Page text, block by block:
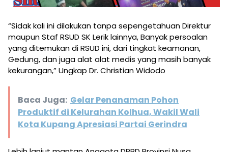
“Sidak kali ini dilakukan tanpa sepengetahuan Direktur
maupun Staf RSUD SK Lerik lainnya, Banyak persoalan
yang ditemukan di RSUD ini, dari tingkat keamanan,
Gedung, dan juga alat alat medis yang masih banyak
kekurangan,” Ungkap Dr. Christian Widodo
Baca Juga: Gelar Penanaman Pohon
Produktif di Kelurahan Kolhua, Wakil Wali
Kota Kupang Apresiasi Partai Gerindra